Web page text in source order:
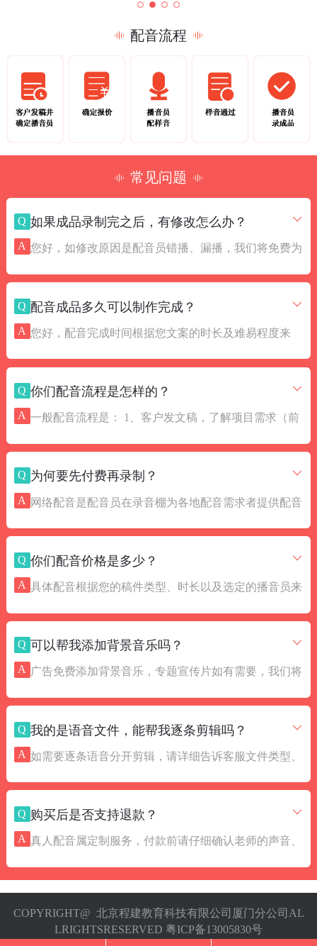
配音流程
常见问题
Q 如果成品录制完之后，有修改怎么办？
A 您好，如修改原因是配音员错播、漏播，我们将免费为
据修改需求与配音员协商最优惠价位，为您节约制作成
本。
Q 配音成品多久可以制作完成？
A 您好，配音完成时间根据您文案的时长及难易程度来
成。如客户有加急稿件或紧急情况，我们会启动优先应
急程序，竭力快速出品。
Q 你们配音流程是怎样的？
A 一般配音流程是： 1、客户发文稿，了解项目需求（前
（急稿优先安排） 4、成品校对无误，光纤快速传输
（节省客户时间）
Q 为何要先付费再录制？
A 网络配音是配音员在录音棚为各地配音需求者提供配音
成本，为更多影视广告公司、后期制作人员提供了便利
条件。由于配音服务独有的时效性和版权，为了保障双
品录制。
Q 你们配音价格是多少？
A 具体配音根据您的稿件类型、时长以及选定的播音员来
解答。
Q 可以帮我添加背景音乐吗？
A 广告免费添加背景音乐，专题宣传片如有需要，我们将
Q 我的是语音文件，能帮我逐条剪辑吗？
A 如需要逐条语音分开剪辑，请详细告诉客服文件类型、
Q 购买后是否支持退款？
A 真人配音属定制服务，付款前请仔细确认老师的声音、
以修改调整。
COPYRIGHT@ 北京程建教育科技有限公司厦门分公司AL
LRIGHTSRESERVED 粤ICP备13005830号